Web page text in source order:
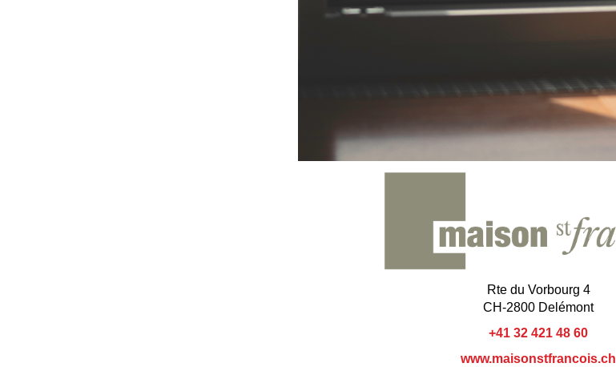
Rte du Vorbourg 4
CH-2800 Delémont
+41 32 421 48 60
www.maisonstfrancois.ch